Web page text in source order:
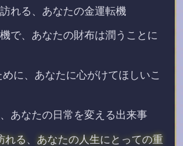
れる、あなたの金運転機
で、あなたの財布は潤うことに
めに、あなたに心がけてほしいこ
あなたの日常を変える出来事
れる、あなたの人生にとっての重